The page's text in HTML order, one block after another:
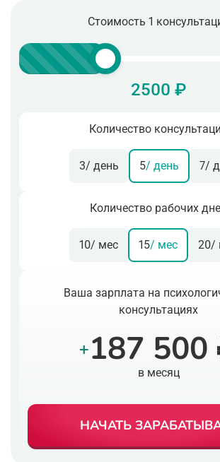
Стоимость 1
2500 ₽
Количество
3/ день 5/ день 7/
Количество рабочих
10/ мес 15/ мес 20/
Ваша зарплата на
консультациях
+187 500
в месяц
НАЧАТЬ